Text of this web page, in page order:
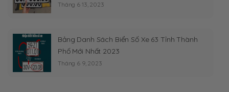
Tháng 6 13, 2023
Bảng Danh Sách Biển Số Xe 63 Tỉnh Thành
Phố Mới Nhất 2023
Tháng 6 9, 2023